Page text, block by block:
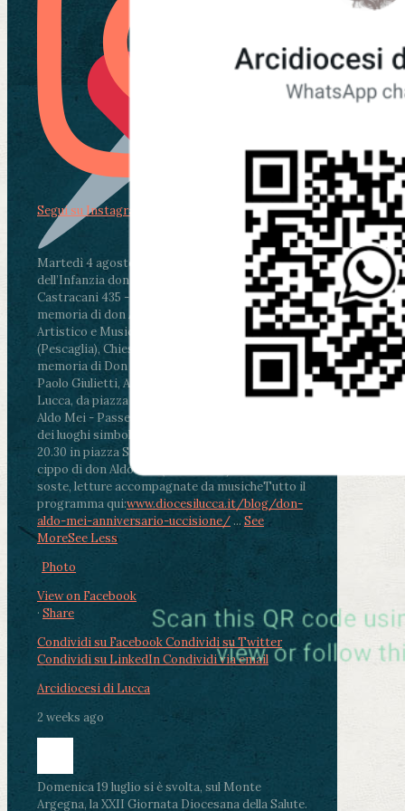
Martedì 4 agosto2026
ore 11:30 - Lucca, Scuola
dell’Infanzia don Aldo Mei - Viale Castruccio
Castracani 435 - Inaugurazione murales in
memoria di don Aldo Mei curato dal Liceo
Artistico e Musicale “Passaglia”
ore 18 - Fiano
(Pescaglia), Chiesa parrocchiale - Messa in
memoria di Don Aldo Mei celebrata da mons.
Paolo Giulietti, Arcivescovo di Lucca
ore 20.30 -
Lucca, da piazza San Michele al Cippo di don
Aldo Mei - Passeggiata della Memoria in alcuni
dei luoghi simbolo della città. Ritrovo alle ore
20.30 in piazza San Michele con conclusione al
cippo di don Aldo Mei (Porta Elisa). Durante le
soste, letture accompagnate da musicheTutto il
programma qui:www.diocesilucca.it/blog/don-
aldo-mei-anniversario-uccisione/ ... See
MoreSee Less
Photo
View on Facebook
· Share
Condividi su FacebookCondividi su Twitter
Condividi su LinkedInCondividi via email
Arcidiocesi di Lucca
2 weeks ago
Domenica 19 luglio si è svolta, sul Monte
Argegna, la XXII Giornata Diocesana della Salute.
Segui su Instagram